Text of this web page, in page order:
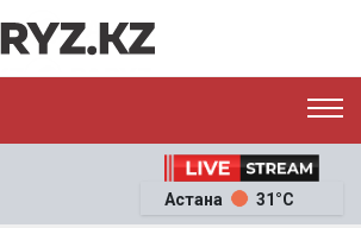
ЭКОНОМИКА
Астана 31°C